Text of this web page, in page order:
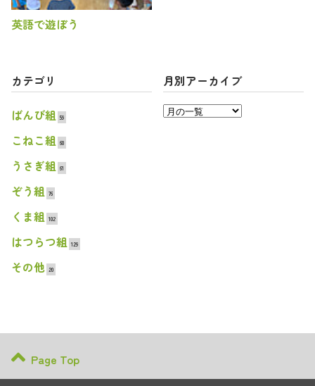
英語で遊ぼう
カテゴリ
ばんび組 59
こねこ組 60
うさぎ組 61
ぞう組 76
くま組 102
はつらつ組 129
その他 20
月別アーカイブ
Page Top